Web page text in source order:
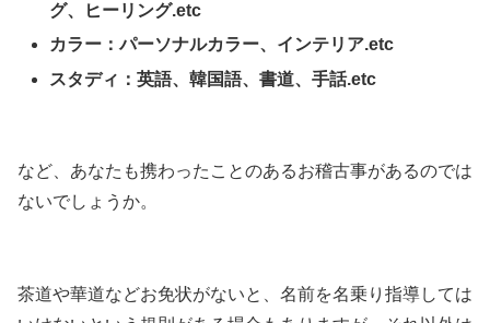
グ、ヒーリング.etc
カラー：パーソナルカラー、インテリア.etc
スタディ：英語、韓国語、書道、手話.etc
など、あなたも携わったことのあるお稽古事があるのでは
ないでしょうか。
茶道や華道などお免状がないと、名前を名乗り指導しては